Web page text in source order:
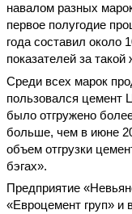
навалом разных
первое полугодие
года составил около
показателей за
Среди всех марок
пользовался
было отгружено
больше, чем в июне
объем отгрузки
бэгах».
Предприятие
«Евроцемент груп» и